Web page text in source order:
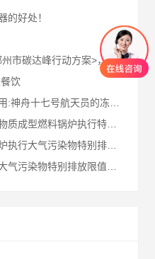
的好处！
2024年1月湖南郴州市发布<郴州市碳达峰行动方案>，请业内同仁及郴州客户知悉！
饮
蒸汽发生器在食品工业中的应用:神舟十七号航天员的冻干食品!
惠州市对燃气锅炉、新建燃生物质成型燃料锅炉执行特别排放限值
《珠海市人民政府关于燃气锅炉执行大气污染物特别排放限值的通告》十问十答